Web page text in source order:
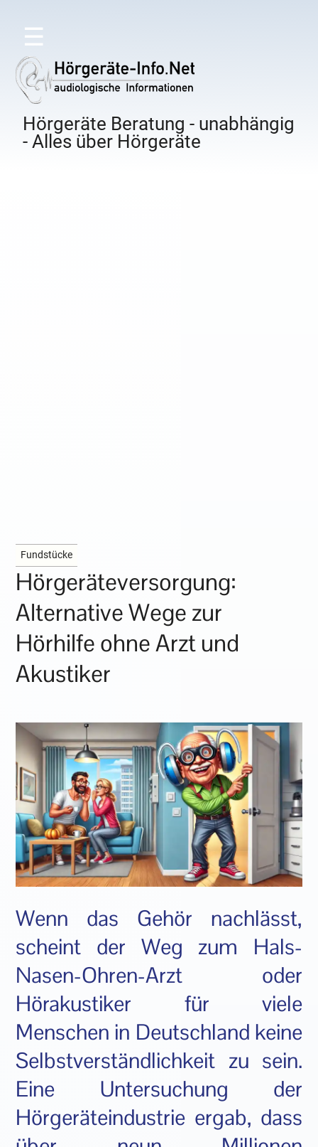
☰
Hörgeräte Beratung - unabhängig
- Alles über Hörgeräte
Fundstücke
Hörgeräteversorgung:
Alternative Wege zur
Hörhilfe ohne Arzt und
Akustiker
Wenn das Gehör nachlässt,
scheint der Weg zum Hals-
Nasen-Ohren-Arzt oder
Hörakustiker für viele
Menschen in Deutschland keine
Selbstverständlichkeit zu sein.
Eine Untersuchung der
Hörgeräteindustrie ergab, dass